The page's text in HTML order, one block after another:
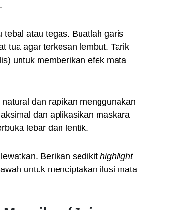
tebal atau tegas. Buatlah garis
tua agar terkesan lembut. Tarik
untuk memberikan efek mata
dan rapikan menggunakan
dan aplikasikan maskara
lebar dan lentik.
Berikan sedikit highlight
untuk menciptakan ilusi mata